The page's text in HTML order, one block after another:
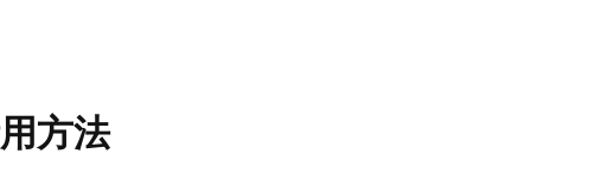
方法